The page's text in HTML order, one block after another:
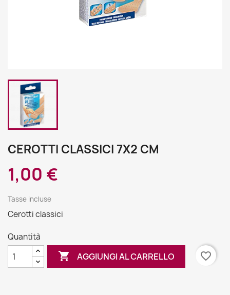
CEROTTI CLASSICI 7X2 CM
1,00 €
Tasse incluse
Cerotti classici
Quantità
 AGGIUNGI AL CARRELLO favorite_border